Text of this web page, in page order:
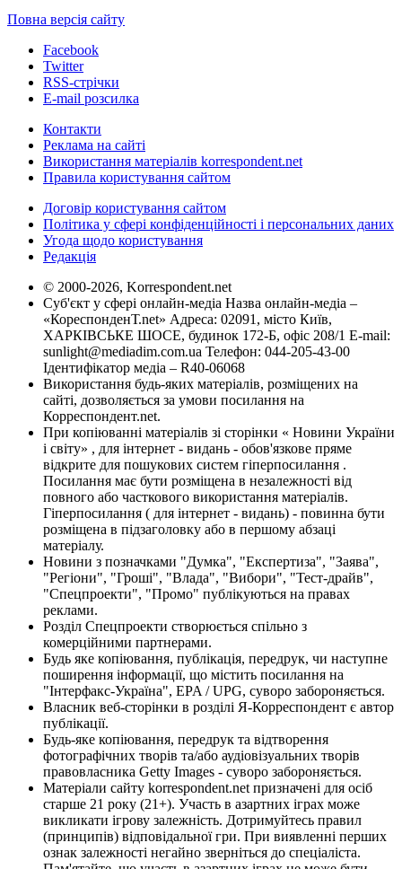
Повна версія сайту
Facebook
Twitter
RSS-стрічки
E-mail розсилка
Контакти
Реклама на сайті
Використання матеріалів korrespondent.net
Правила користування сайтом
Договір користування сайтом
Політика у сфері конфіденційності і персональних даних
Угода щодо користування
Редакція
© 2000-2026, Korrespondent.net
Суб'єкт у сфері онлайн-медіа Назва онлайн-медіа –
«КореспонденТ.net» Адреса: 02091, місто Київ,
ХАРКІВСЬКЕ ШОСЕ, будинок 172-Б, офіс 208/1 E-mail:
sunlight@mediadim.com.ua Телефон: 044-205-43-00
Ідентифікатор медіа – R40-06068
Використання будь-яких матеріалів, розміщених на
сайті, дозволяється за умови посилання на
Корреспондент.net.
При копіюванні матеріалів зі сторінки « Новини України
і світу» , для інтернет - видань - обов'язкове пряме
відкрите для пошукових систем гіперпосилання .
Посилання має бути розміщена в незалежності від
повного або часткового використання матеріалів.
Гіперпосилання ( для інтернет - видань) - повинна бути
розміщена в підзаголовку або в першому абзаці
матеріалу.
Новини з позначками "Думка", "Експертиза", "Заява",
"Регіони", "Гроші", "Влада", "Вибори", "Тест-драйв",
"Спецпроекти", "Промо" публікуються на правах
реклами.
Розділ Спецпроекти створюється спільно з
комерційними партнерами.
Будь яке копіювання, публікація, передрук, чи наступне
поширення інформації, що містить посилання на
"Інтерфакс-Україна", EPA / UPG, суворо забороняється.
Власник веб-сторінки в розділі Я-Корреспондент є автор
публікації.
Будь-яке копіювання, передрук та відтворення
фотографічних творів та/або аудіовізуальних творів
правовласника Getty Images - суворо забороняється.
Матеріали сайту korrespondent.net призначені для осіб
старше 21 року (21+). Участь в азартних іграх може
викликати ігрову залежність. Дотримуйтесь правил
(принципів) відповідальної гри. При виявленні перших
ознак залежності негайно зверніться до спеціаліста.